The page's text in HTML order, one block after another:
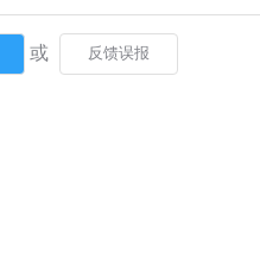
或